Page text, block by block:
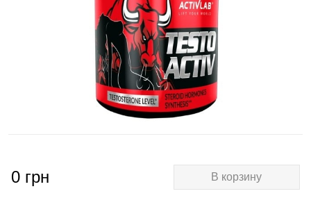
0 грн В корзину